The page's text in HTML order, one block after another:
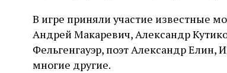
В игре приняли участие известные
Андрей Макаревич, Александр
Фельгенгауэр, поэт Александр
многие другие.